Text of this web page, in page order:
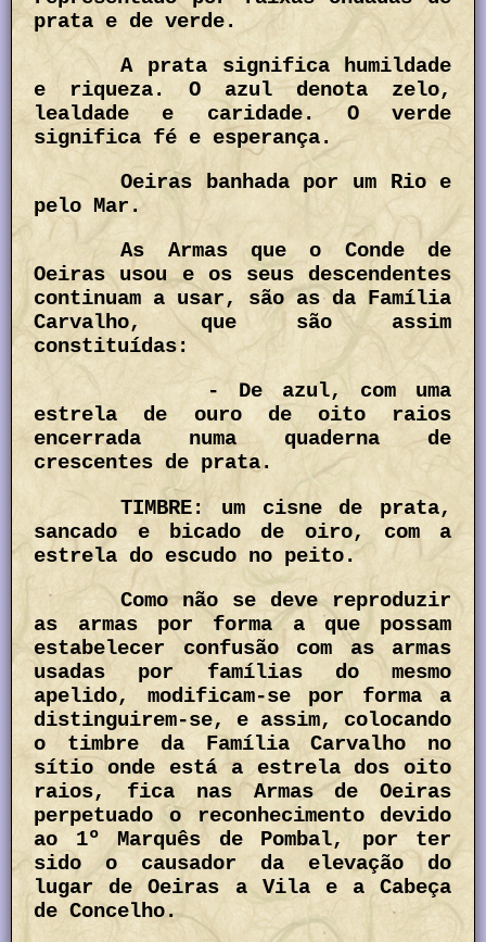
prata e de verde.
A prata significa humildade
e riqueza. O azul denota zelo,
lealdade e caridade. O verde
significa fé e esperança.
Oeiras banhada por um Rio e
pelo Mar.
As Armas que o Conde de
Oeiras usou e os seus descendentes
continuam a usar, são as da Família
Carvalho, que são assim
constituídas:
- De azul, com uma
estrela de ouro de oito raios
encerrada numa quaderna de
crescentes de prata.
TIMBRE: um cisne de prata,
sancado e bicado de oiro, com a
estrela do escudo no peito.
Como não se deve reproduzir
as armas por forma a que possam
estabelecer confusão com as armas
usadas por famílias do mesmo
apelido, modificam-se por forma a
distinguirem-se, e assim, colocando
o timbre da Família Carvalho no
sítio onde está a estrela dos oito
raios, fica nas Armas de Oeiras
perpetuado o reconhecimento devido
ao 1º Marquês de Pombal, por ter
sido o causador da elevação do
lugar de Oeiras a Vila e a Cabeça
de Concelho.